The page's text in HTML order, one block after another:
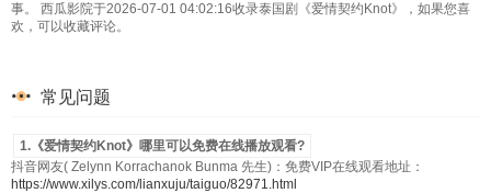
事。 西瓜影院于2026-07-01 04:02:16收录泰国剧《爱情契约Knot》，如果您喜
欢，可以收藏评论。
常见问题
1.《爱情契约Knot》哪里可以免费在线播放观看?
抖音网友( Zelynn Korrachanok Bunma 先生)：免费VIP在线观看地址：
https://www.xilys.com/lianxuju/taiguo/82971.html